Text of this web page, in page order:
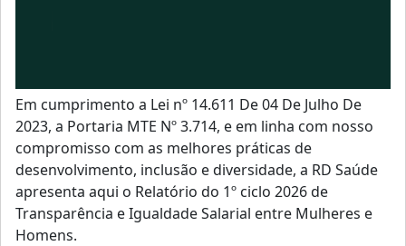
Em cumprimento a Lei nº 14.611 De 04 De Julho De
2023, a Portaria MTE Nº 3.714, e em linha com nosso
compromisso com as melhores práticas de
desenvolvimento, inclusão e diversidade, a RD Saúde
apresenta aqui o Relatório do 1º ciclo 2026 de
Transparência e Igualdade Salarial entre Mulheres e
Homens.